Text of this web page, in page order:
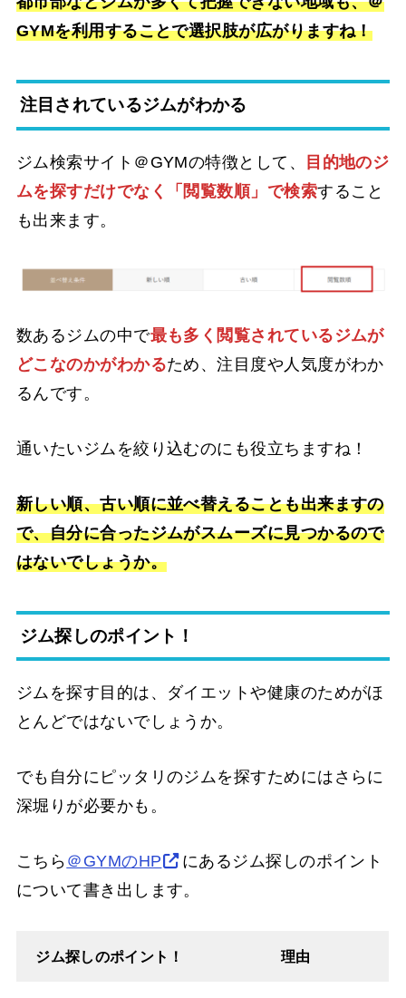
GYMを利用することで選択肢が広がりますね！
注目されているジムがわかる
ジム検索サイト＠GYMの特徴として、
目的地のジ
ムを探すだけでなく「閲覧数順」で検索すること
も出来ます。
数あるジムの中で最も多く閲覧されているジムが
どこなのかがわかるため、注目度や人気度がわか
るんです。
通いたいジムを絞り込むのにも役立ちますね！
新しい順、古い順に並べ替えることも出来ますの
で、自分に合ったジムがスムーズに見つかるので
はないでしょうか。
ジム探しのポイント！
ジムを探す目的は、ダイエットや健康のためがほ
とんどではないでしょうか。
でも自分にピッタリのジムを探すためにはさらに
深堀りが必要かも。
こちら ＠GYMのHP
にあるジム探しのポイント
について書き出します。
ジム探しのポイント！ 理由